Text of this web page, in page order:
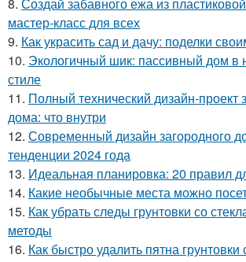
мастер-класс для всех
9. Как украсить сад и дачу: поделки
10. Экологичный шик: пассивный дом в
стиле
11. Полный технический дизайн-проект
дома: что внутри
12. Современный дизайн загородного
тенденции 2024 года
13. Идеальная планировка: 20 правил
14. Какие необычные места можно
15. Как убрать следы грунтовки со
методы
16. Как быстро удалить пятна грунтовки